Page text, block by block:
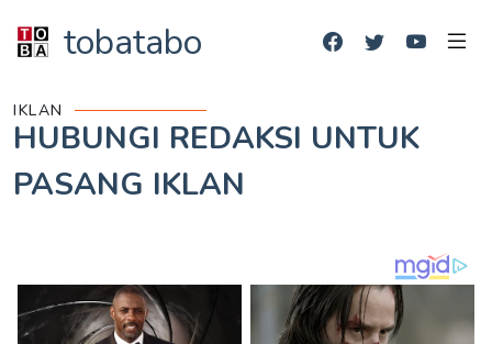
tobatabo
IKLAN
HUBUNGI REDAKSI UNTUK
PASANG IKLAN